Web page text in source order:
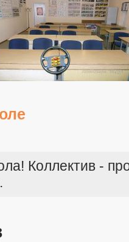
Коллектив -